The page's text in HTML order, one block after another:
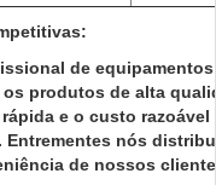
de
produtos de alta
e o custo razoável
nós
de nossos